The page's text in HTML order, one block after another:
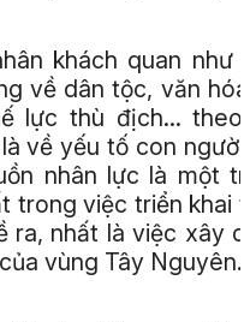
khách quan như
về dân tộc, văn
lực thù địch...
về yếu tố con
nhân lực là một
trong việc triển khai
ra, nhất là việc xây
vùng Tây Nguyên.